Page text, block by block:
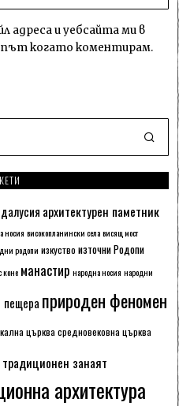
адреса и уебсайта ми в
път когато коментирам.
архитектурен паметник
носия високопланински села висящ мост
родопи изкуство източни Родопи
коне манастир народна носия народни
пещера природен феномен
църквасредновековна църква
традиционен занаят
архитектура